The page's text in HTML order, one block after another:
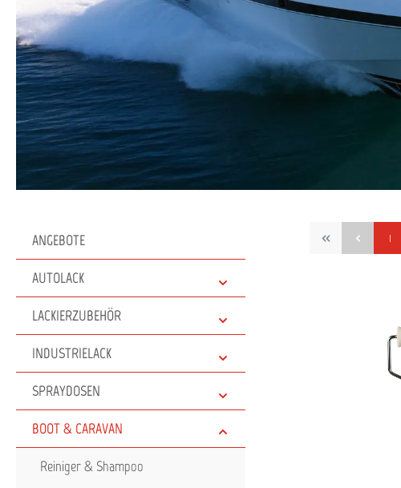
ANGEBOTE
AUTOLACK
LACKIERZUBEHÖR
INDUSTRIELACK
SPRAYDOSEN
BOOT & CARAVAN
Reiniger & Shampoo
1